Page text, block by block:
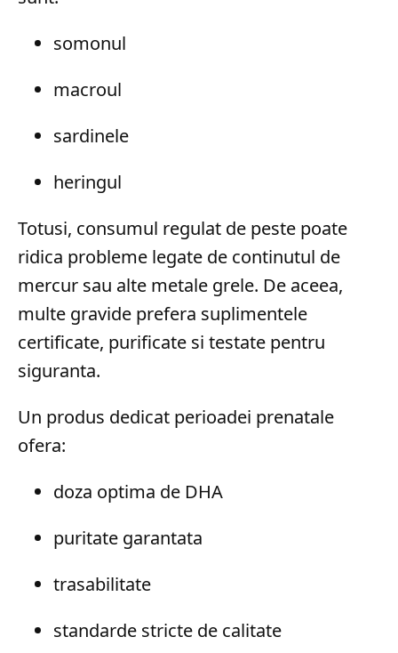
somonul
macroul
sardinele
heringul
Totusi, consumul regulat de peste poate
ridica probleme legate de continutul de
mercur sau alte metale grele. De aceea,
multe gravide prefera suplimentele
certificate, purificate si testate pentru
siguranta.
Un produs dedicat perioadei prenatale
ofera:
doza optima de DHA
puritate garantata
trasabilitate
standarde stricte de calitate